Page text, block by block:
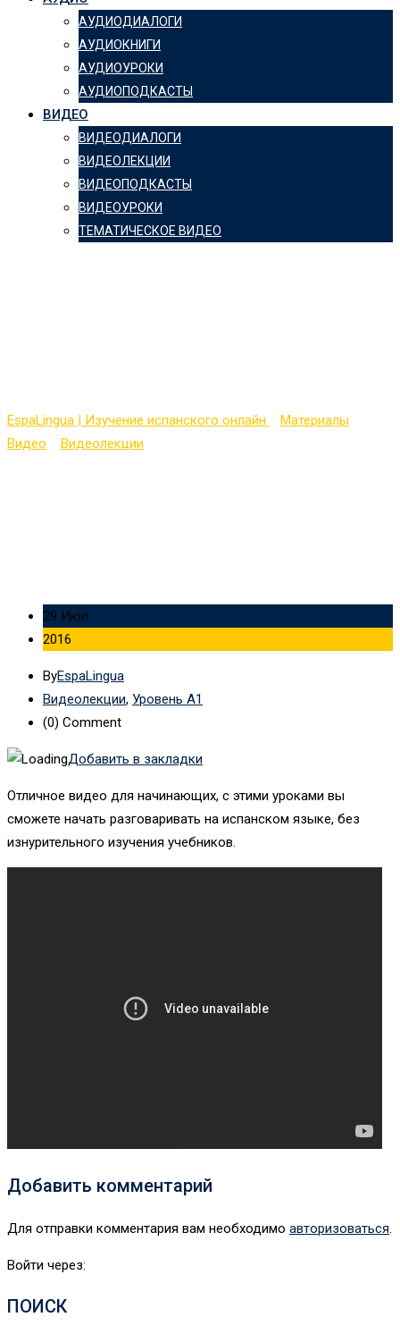
АУДИОДИАЛОГИ
АУДИОКНИГИ
АУДИОУРОКИ
АУДИОПОДКАСТЫ
ВИДЕО
ВИДЕОДИАЛОГИ
ВИДЕОЛЕКЦИИ
ВИДЕОПОДКАСТЫ
ВИДЕОУРОКИ
ТЕМАТИЧЕСКОЕ ВИДЕО
EspaLingua | Изучение испанского онлайн Материалы
Видео
Видеолекции
29 Июл
2016
ByEspaLingua
Видеолекции, Уровень А1
(0) Comment
Добавить в закладки
Отличное видео для начинающих, с этими уроками вы
сможете начать разговаривать на испанском языке, без
изнурительного изучения учебников.
Добавить комментарий
Для отправки комментария вам необходимо авторизоваться
Войти через:
ПОИСК